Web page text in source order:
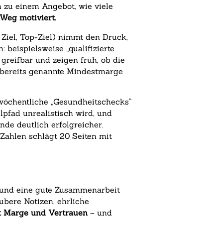
einem Angebot, wie viele
motiviert.
Top-Ziel) nimmt den Druck,
beispielsweise „qualifizierte
greifbar und zeigen früh, ob die
genannte Mindestmarge
„Gesundheitschecks“
unrealistisch wird, und
deutlich erfolgreicher.
schlägt 20 Seiten mit
eine gute Zusammenarbeit
Notizen, ehrliche
Marge und Vertrauen – und